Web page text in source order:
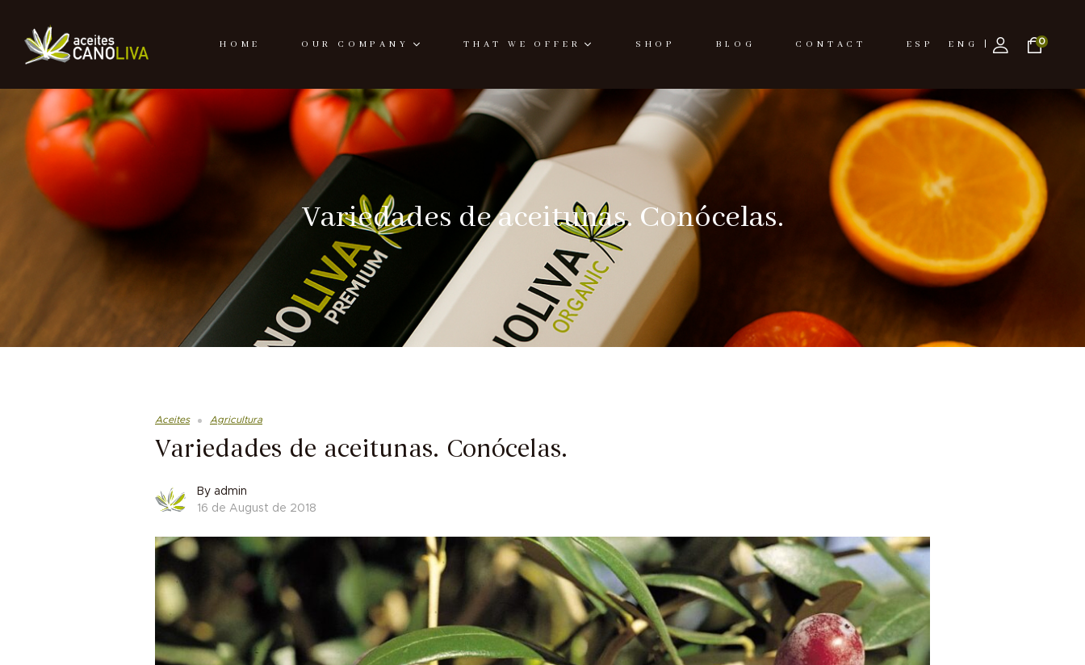
HOME OUR COMPANY THAT WE OFFER SHOP BLOG CONTACT ESPAÑOLENGLISH 0
Variedades de aceitunas. Conócelas.
Aceites Agricultura
Variedades de aceitunas. Conócelas.
By admin
16 de August de 2018